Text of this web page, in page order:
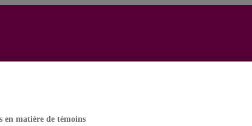
en matière de témoins